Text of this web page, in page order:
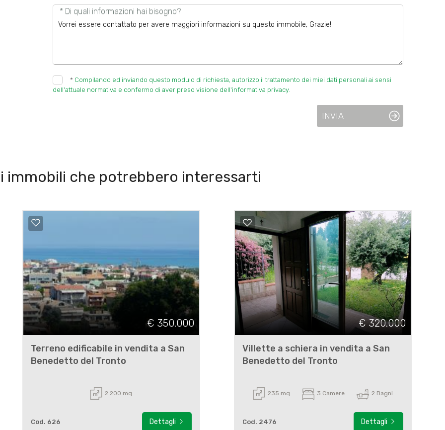
* Di quali informazioni hai bisogno?
* Compilando ed inviando questo modulo di richiesta, autorizzo il trattamento dei miei dati personali ai sensi
dell'attuale normativa e confermo di aver preso visione dell'informativa privacy.
INVIA
immobili che potrebbero interessarti
€ 350.000
Terreno edificabile in vendita a San
Benedetto del Tronto
2.200 mq
Cod. 626 Dettagli
€ 320.000
Villette a schiera in vendita a San
Benedetto del Tronto
235 mq 3 Camere 2 Bagni
Cod. 2476 Dettagli